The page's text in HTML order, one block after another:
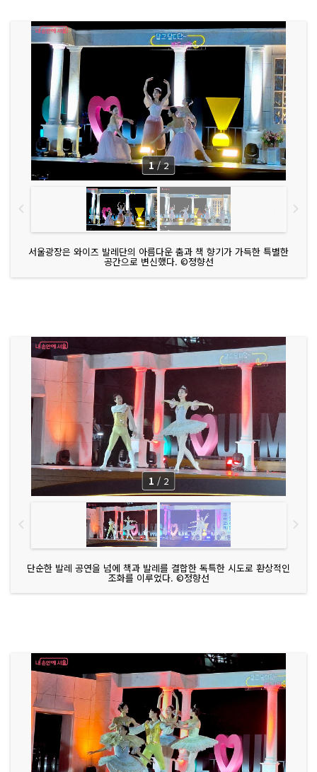
서울광장은 와이즈 발레단의 아름다운 춤과 책 향기가 가득한 특별한
공간으로 변신했다. ©정향선
1 / 2
단순한 발레 공연을 넘에 책과 발레를 결합한 독특한 시도로 환상적인
조화를 이루었다. ©정향선
1 / 2